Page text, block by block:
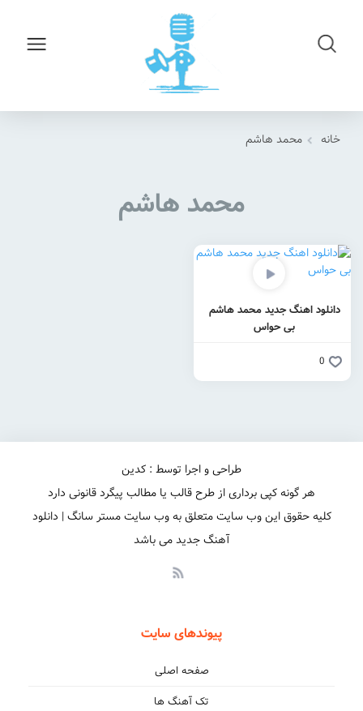
خانه محمد هاشم
محمد هاشم
دانلود اهنگ جدید محمد هاشم
بی حواس
0
طراحی و اجرا توسط : کدین
هر گونه کپی برداری از طرح قالب یا مطالب پیگرد قانونی دارد
کلیه حقوق این وب سایت متعلق به وب سایت مستر سانگ | دانلود
آهنگ جدید می باشد
پیوندهای سایت
صفحه اصلی
تک آهنگ ها